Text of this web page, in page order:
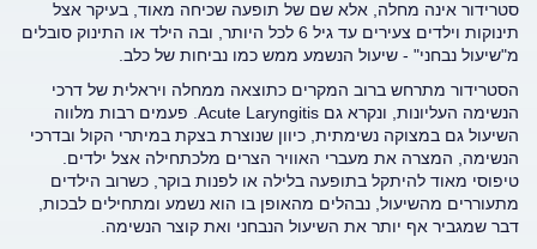
סטרידור אינה מחלה, אלא שם של תופעה שכיחה מאוד, בעיקר אצל
תינוקות וילדים צעירים עד גיל 6 לכל היותר, ובה הילד או התינוק סובלים
מ"שיעול נבחני" - שיעול הנשמע ממש כמו נביחות של כלב.
הסטרידור מתרחש ברוב המקרים כתוצאה ממחלה ויראלית של דרכי
הנשימה העליונות, ונקרא גם Acute Laryngitis. פעמים רבות מלווה
השיעול גם במצוקה נשימתית, כיוון שנוצרת בצקת במיתרי הקול ובדרכי
הנשימה, המצרה את מעברי האוויר הצרים מלכתחילה אצל ילדים.
טיפוסי מאוד להיתקל בתופעה בלילה או לפנות בוקר, כשרוב הילדים
מתעוררים מהשיעול, נבהלים מהאופן בו הוא נשמע ומתחילים לבכות,
דבר שמגביר אף יותר את השיעול הנבחני ואת קוצר הנשימה.